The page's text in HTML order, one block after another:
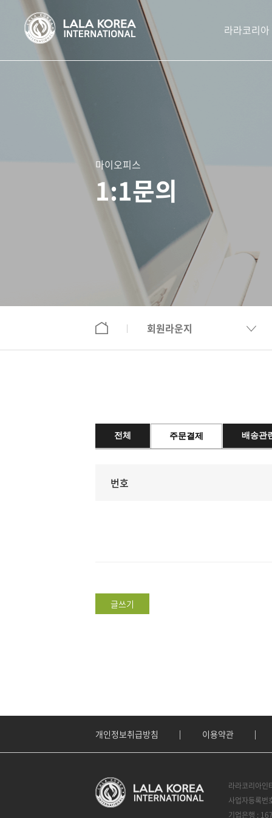
라라코리아
마이오피스
1:1문의
회원라운지
전체 주문결제 배송관
번호
글쓰기
개인정보취급방침 이용약관
라라코리아인
사업자등록
기업은행 :